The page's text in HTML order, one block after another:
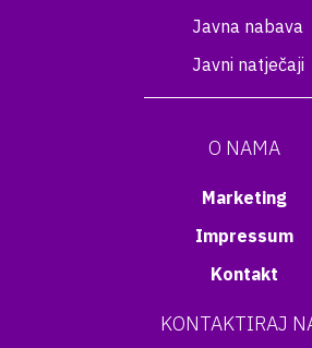
Javna nabava
Javni natječaji
O NAMA
Marketing
Impressum
Kontakt
KONTAKTIRAJ